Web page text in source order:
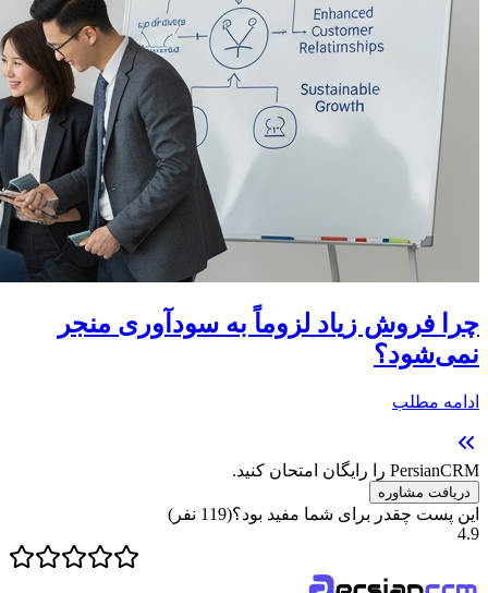
چرا فروش زیاد لزوماً به سودآوری منجر
نمی‌شود؟
ادامه مطلب
PersianCRM را رایگان امتحان کنید.
دریافت مشاوره
این پست چقدر برای شما مفید بود؟(
119 نفر)
4.9